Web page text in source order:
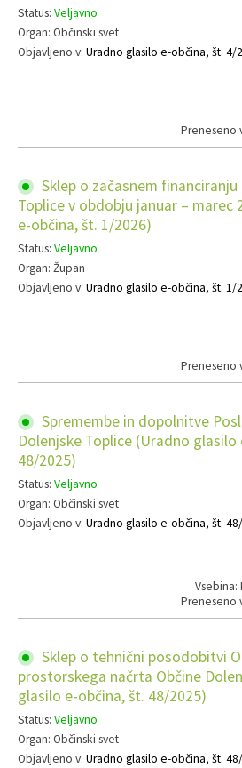
Status: Veljavno
Organ: Občinski svet
Objavljeno v: Uradno glasilo e-občina, št. 4/
Preneseno
Sklep o začasnem
Toplice v obdobju januar – marec
e-občina, št. 1/2026)
Status: Veljavno
Organ: Župan
Objavljeno v: Uradno glasilo e-občina, št. 1/
Preneseno
Spremembe in dopolnitve
Dolenjske Toplice (Uradno glasilo
48/2025)
Status: Veljavno
Organ: Občinski svet
Objavljeno v: Uradno glasilo e-občina, št.
Vsebina:
Preneseno
Sklep o tehnični posodobitvi
prostorskega načrta Občine
glasilo e-občina, št. 48/2025)
Status: Veljavno
Organ: Občinski svet
Objavljeno v: Uradno glasilo e-občina, št.